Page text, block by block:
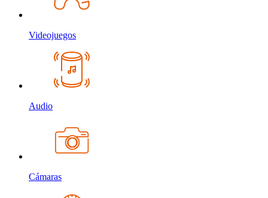
Videojuegos
Audio
Cámaras